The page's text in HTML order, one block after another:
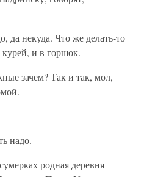
некуда. Что же делать-то
и в горшок.
зачем? Так и так, мол,
надо.
родная деревня